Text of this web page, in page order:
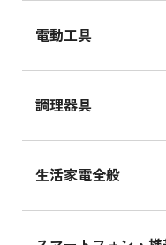
電動工具
調理器具
生活家電全般